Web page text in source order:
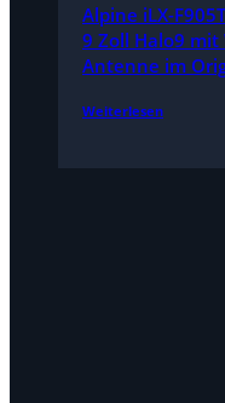
Alpine iLX-
9 Zoll Halo9 mit
Antenne im
Weiterlesen